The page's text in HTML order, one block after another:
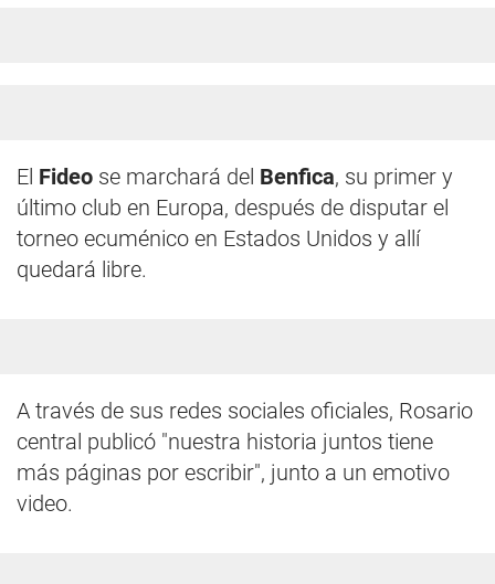
El Fideo se marchará del Benfica, su primer y
último club en Europa, después de disputar el
torneo ecuménico en Estados Unidos y allí
quedará libre.
A través de sus redes sociales oficiales, Rosario
central publicó "nuestra historia juntos tiene
más páginas por escribir", junto a un emotivo
video.